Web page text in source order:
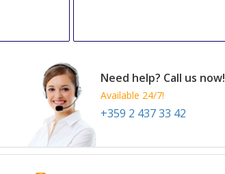
Need help? Call us now!
Available 24/7!
+359 2 437 33 42